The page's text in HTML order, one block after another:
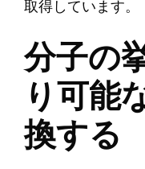
取得しています。
分子の
り可能
換する